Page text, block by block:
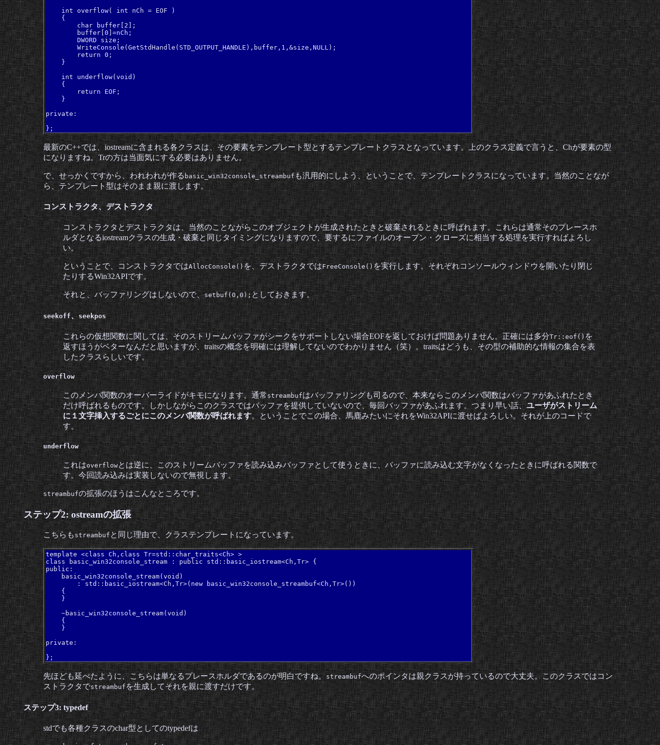
    int overflow( int nCh = EOF )
    {
        DWORD size;
        return 0;
    }
    int underflow(void)
    {
        return EOF;
    }
private:
};
最新のC++では、iostreamに含まれる各クラスは、その要素をテンプレート型とするテンプレートクラスとなっています。上のクラス定義で言うと、Chが要素の型
になりますね。Trの方は当面気にする必要はありません。
で、せっかくですから、われわれが作る basic_win32console_streambuf も汎用的にしよう、ということで、テンプレートクラスになっています。当然のことなが
ら、テンプレート型はそのまま親に渡します。
コンストラクタ、デストラクタ
コンストラクタとデストラクタは、当然のことながらこのオブジェクトが生成されたときと破棄されるときに呼ばれます。これらは通常そのプレースホ
ルダとなるiostreamクラスの生成・破棄と同じタイミングになりますので、要するにファイルのオープン・クローズに相当する処理を実行すればよろし
い。
ということで、コンストラクタではAllocConsole() を、デストラクタではFreeConsole() を実行します。それぞれコンソールウィンドウを開いたり閉じ
たりするWin32APIです。
それと、バッファリングはしないので、setbuf(0,0);としておきます。
seekoff、 seekpos
これらの仮想関数に関しては、そのストリームバッファがシークをサポートしない場合EOFを返しておけば問題ありません。正確には多分Tr::eof() を
返すほうがベターなんだと思いますが、traitsの概念を明確には理解してないのでわかりません（笑）。traitsはどうも、その型の補助的な情報の集合を表
したクラスらしいです。
overflow
このメンバ関数のオーバーライドがキモになります。通常 streambufはバッファリングも司るので、本来ならこのメンバ関数はバッファがあふれたとき
だけ呼ばれるものです。しかしながらこのクラスではバッファを提供していないので、毎回バッファがあふれます。つまり早い話、ユーザがストリーム
に１文字挿入するごとにこのメンバ関数が呼ばれます。ということでこの場合、馬鹿みたいにそれをWin32APIに渡せばよろしい。それが上のコードで
す。
underflow
これはoverflowとは逆に、このストリームバッファを読み込みバッファとして使うときに、バッファに読み込む文字がなくなったときに呼ばれる関数で
す。今回読み込みは実装しないので無視します。
streambufの拡張のほうはこんなところです。
ステップ2: ostreamの拡張
こちらも streambuf と同じ理由で、クラステンプレートになっています。
template <class Ch,class Tr=std::char_traits<Ch> >
class basic_win32console_stream : public std::basic_iostream<Ch,Tr> {
public:
    basic_win32console_stream(void)
        : std::basic_iostream<Ch,Tr>(new basic_win32console_streambuf<Ch,Tr>())
    {
    }
    ~basic_win32console_stream(void)
    {
    }
private:
};
先ほども延べたように、こちらは単なるプレースホルダであるのが明白ですね。 streambufへのポインタは親クラスが持っているので大丈夫。このクラスではコン
ストラクタでstreambuf を生成してそれを親に渡すだけです。
ステップ3: typedef
stdでも各種クラスのchar型としてのtypedefは